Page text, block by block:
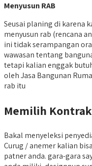
Menyusun RAB
Seusai planing di karena
menyusun rab (rencana
ini tidak serampangan
wawasan tentang
tetapi kalian enggak
oleh Jasa Bangunan
rab itu
Memilih
Bakal menyeleksi
Curug / anemer kalian
patner anda. gara-gara